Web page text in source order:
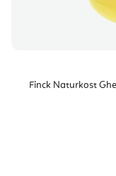
Finck Naturkost